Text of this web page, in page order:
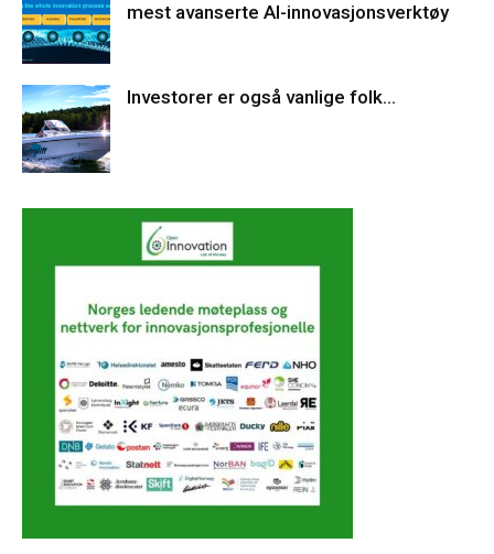
mest avanserte AI-innovasjonsverktøy
Investorer er også vanlige folk…